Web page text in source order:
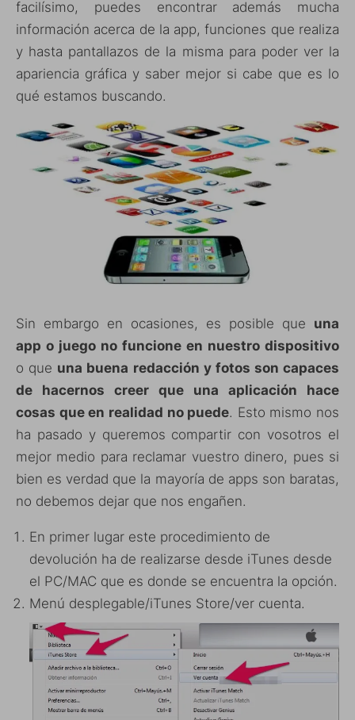
facilísimo, puedes encontrar además mucha
información acerca de la app, funciones que realiza
y hasta pantallazos de la misma para poder ver la
apariencia gráfica y saber mejor si cabe que es lo
qué estamos buscando.
Sin embargo en ocasiones, es posible que una
app o juego no funcione en nuestro dispositivo
o que una buena redacción y fotos son capaces
de hacernos creer que una aplicación hace
cosas que en realidad no puede. Esto mismo nos
ha pasado y queremos compartir con vosotros el
mejor medio para reclamar vuestro dinero, pues si
bien es verdad que la mayoría de apps son baratas,
no debemos dejar que nos engañen.
En primer lugar este procedimiento de
devolución ha de realizarse desde iTunes desde
el PC/MAC que es donde se encuentra la opción.
Menú desplegable/iTunes Store/ver cuenta.